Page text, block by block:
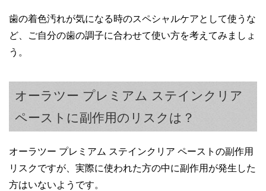
歯の着色汚れが気になる時のスペシャルケアとして使うな
ど、ご自分の歯の調子に合わせて使い方を考えてみましょ
う。
オーラツー プレミアム ステインクリア
ペーストに副作用のリスクは？
オーラツー プレミアム ステインクリア ペーストの副作用
リスクですが、実際に使われた方の中に副作用が発生した
方はいないようです。